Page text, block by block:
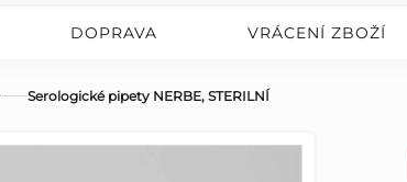
DOPRAVA VRÁCENÍ ZBOŽÍ
Serologické pipety NERBE, STERILNÍ